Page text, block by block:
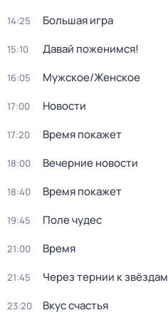
14:25 Большая игра
15:10 Давай поженимся!
16:05 Мужское/Женское
17:00 Новости
17:20 Время покажет
18:00 Вечерние новости
18:40 Время покажет
19:45 Поле чудес
21:00 Время
21:45 Через тернии к звёздам
23:20 Вкус счастья